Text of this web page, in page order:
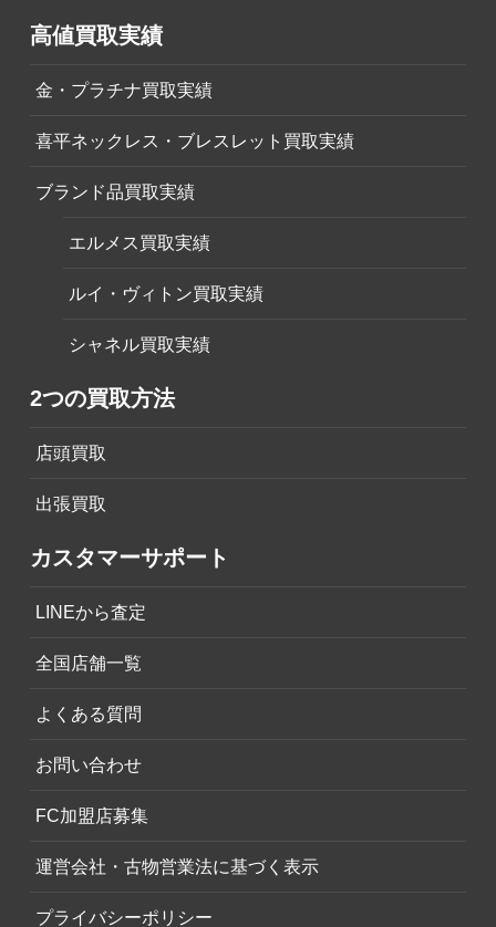
高値買取実績
金・プラチナ買取実績
喜平ネックレス・ブレスレット買取実績
ブランド品買取実績
エルメス買取実績
ルイ・ヴィトン買取実績
シャネル買取実績
2つの買取方法
店頭買取
出張買取
カスタマーサポート
LINEから査定
全国店舗一覧
よくある質問
お問い合わせ
FC加盟店募集
運営会社・古物営業法に基づく表示
プライバシーポリシー